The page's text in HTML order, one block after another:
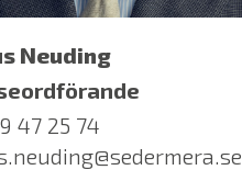
Neuding
47 25 74